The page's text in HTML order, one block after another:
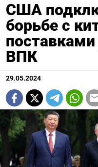
США
борьбе с
ВПК
29.05.2024